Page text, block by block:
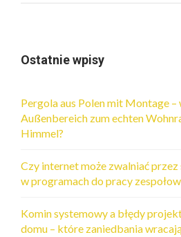
Ostatnie wpisy
Pergola aus Polen mit Montage
Außenbereich zum echten
Himmel?
Czy internet może zwalniać
w programach do pracy
Komin systemowy a błędy
domu – które zaniedbania